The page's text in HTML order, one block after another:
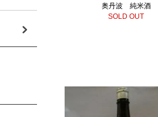
奥丹波 純米酒
SOLD OUT